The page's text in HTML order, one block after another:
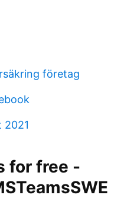
företag
2021
for free -